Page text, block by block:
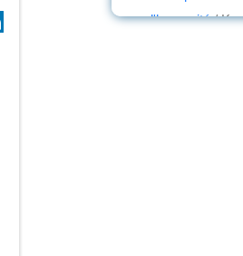
pour l'humanité/